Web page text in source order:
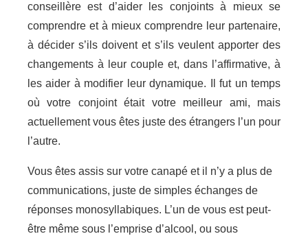
conseillère est d’aider les conjoints à mieux se
comprendre et à mieux comprendre leur partenaire,
à décider s’ils doivent et s’ils veulent apporter des
changements à leur couple et, dans l’affirmative, à
les aider à modifier leur dynamique. Il fut un temps
où votre conjoint était votre meilleur ami, mais
actuellement vous êtes juste des étrangers l’un pour
l’autre.
Vous êtes assis sur votre canapé et il n’y a plus de
communications, juste de simples échanges de
réponses monosyllabiques. L’un de vous est peut-
être même sous l’emprise d’alcool, ou sous